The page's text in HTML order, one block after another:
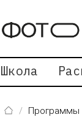
Школа
Программы